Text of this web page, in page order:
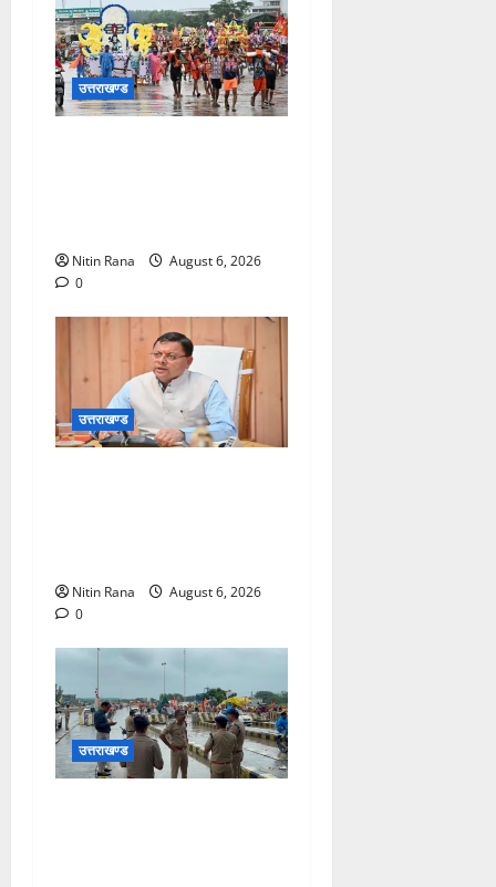
उत्तराखण्ड
Nitin Rana
August 6, 2026
0
उत्तराखण्ड
Nitin Rana
August 6, 2026
0
उत्तराखण्ड